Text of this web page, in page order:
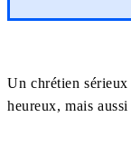
Un chrétien sérieux
heureux, mais